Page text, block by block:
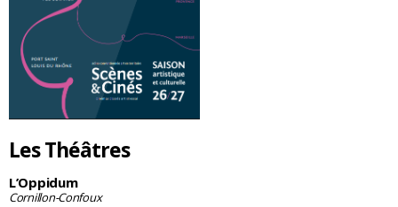
Les Théâtres
L’Oppidum
Cornillon-Confoux